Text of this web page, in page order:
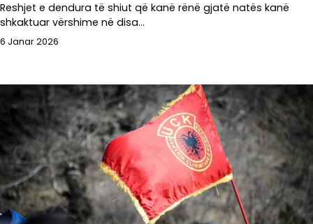
Reshjet e dendura të shiut që kanë rënë gjatë natës kanë
shkaktuar vërshime në disa…
6 Janar 2026